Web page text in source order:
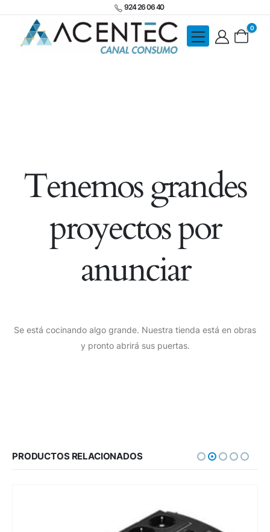
924 26 06 40
0
Tenemos grandes
proyectos por
anunciar
Se está cocinando algo grande. Nuestra tienda está en obras
y pronto abrirá sus puertas.
PRODUCTOS RELACIONADOS